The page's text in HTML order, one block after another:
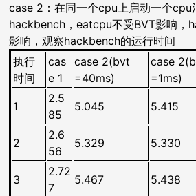
case 2：在同一个cpu上启动一个cpu
hackbench，eatcpu不受BVT影响，
影响，观察hackbench的运行时间
执行
时间
cas
e 1
case 2(bvt
=40ms)
case
=1ms)
1
2.5
85
5.045 5.415
2
2.6
56
5.329 5.330
3
2.72
7
5.467 5.438